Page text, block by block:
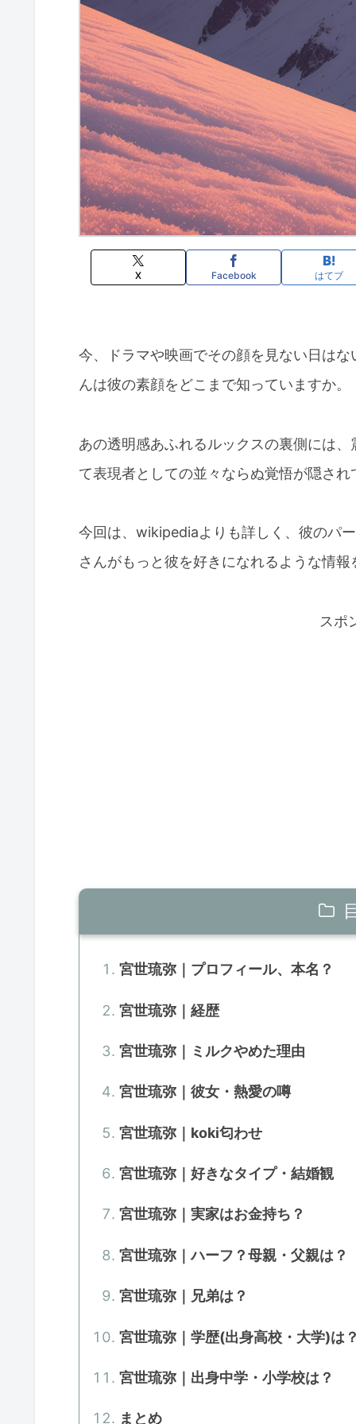
X Facebook はてブ
今、ドラマや映画でその顔を見ない日は
んは彼の素顔をどこまで知っていますか。
あの透明感あふれるルックスの裏側には
て表現者としての並々ならぬ覚悟が隠され
今回は、wikipediaよりも詳しく、彼のパ
さんがもっと彼を好きになれるような情
スポ
宮世琉弥｜プロフィール、本名？
宮世琉弥｜経歴
宮世琉弥｜ミルクやめた理由
宮世琉弥｜彼女・熱愛の噂
宮世琉弥｜koki匂わせ
宮世琉弥｜好きなタイプ・結婚観
宮世琉弥｜実家はお金持ち？
宮世琉弥｜ハーフ？母親・父親は？
宮世琉弥｜兄弟は？
宮世琉弥｜学歴(出身高校・大学)は
宮世琉弥｜出身中学・小学校は？
まとめ